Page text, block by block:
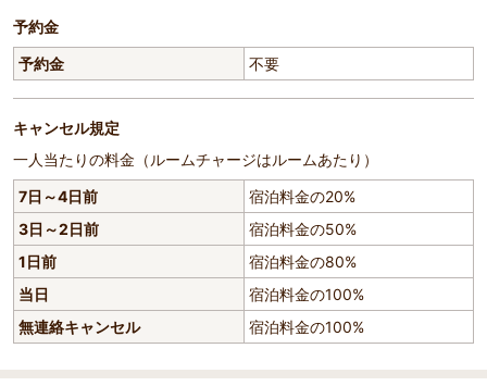
予約金
予約金
不要
キャンセル規定
一人当たりの料金（ルームチャージはルームあたり）
7日～4日前
宿泊料金の20%
3日～2日前
宿泊料金の50%
1日前
宿泊料金の80%
当日
宿泊料金の100%
無連絡キャンセル
宿泊料金の100%